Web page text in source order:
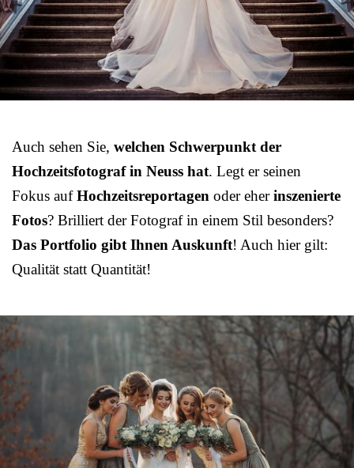
Auch sehen Sie, welchen Schwerpunkt der
Hochzeitsfotograf in Neuss hat. Legt er seinen
Fokus aufHochzeitsreportagen oder eherinszenierte
Fotos? Brilliert der Fotograf in einem Stil besonders?
Das Portfolio gibt Ihnen Auskunft! Auch hier gilt:
Qualität statt Quantität!